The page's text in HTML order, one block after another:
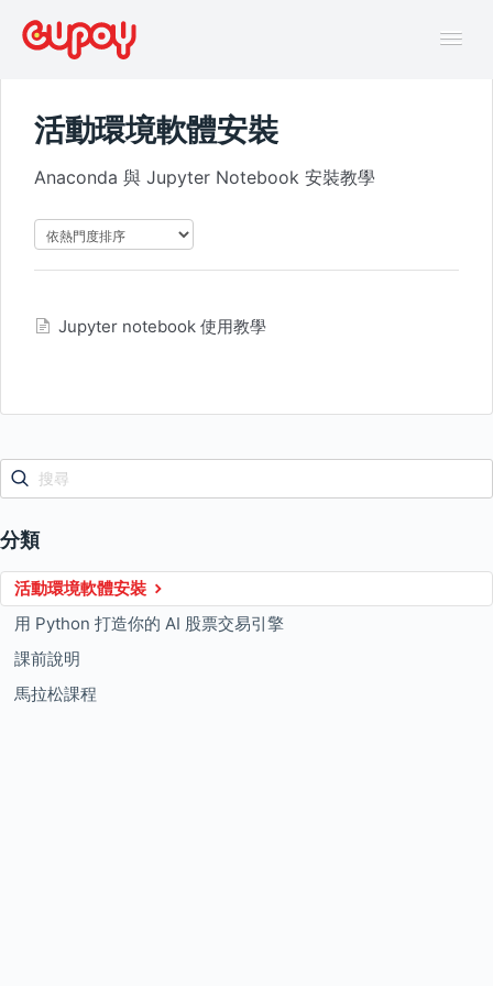
幫助中心
線上互動課程FAQ
活動環境軟體安裝
Anaconda 與 Jupyter Notebook 安裝教學
Jupyter notebook 使用教學
分類
活動環境軟體安裝
用 Python 打造你的 AI 股票交易引擎
課前說明
馬拉松課程